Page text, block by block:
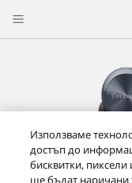
Използваме
достъп до
бисквитки, пиксели
ще бъдат наричани